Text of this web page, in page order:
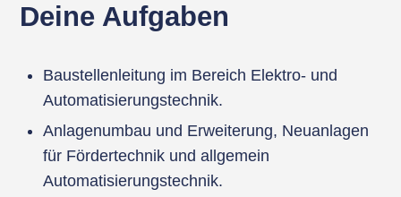
Deine Aufgaben
Baustellenleitung im Bereich Elektro- und
Automatisierungstechnik.
Anlagenumbau und Erweiterung, Neuanlagen
für Fördertechnik und allgemein
Automatisierungstechnik.